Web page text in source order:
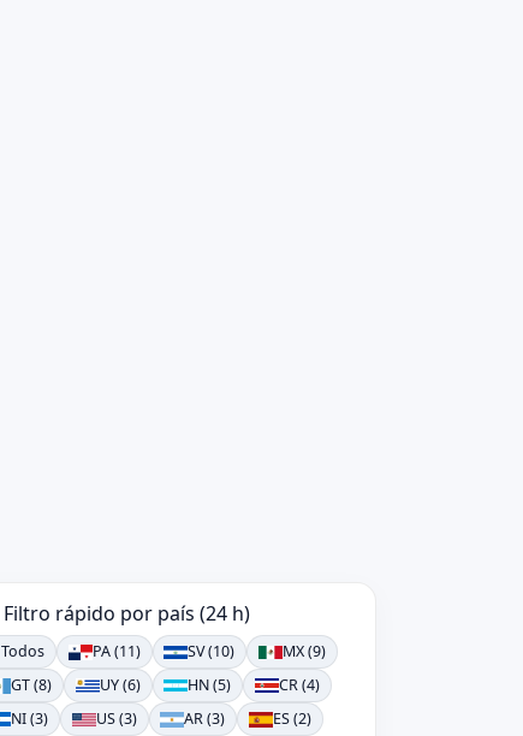
Filtro rápido por país (24 h)
Todos PA (11) SV (10)
MX (9)
GT (8)
UY (6) HN (5)
CR (4)
NI (3)
US (3) AR (3)
ES (2)